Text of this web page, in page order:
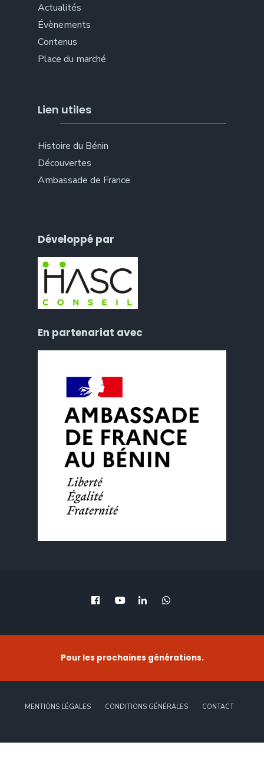
Actualités
Évènements
Contenus
Place du marché
Lien utiles
Histoire du Bénin
Découvertes
Ambassade de France
Développé par
En partenariat avec
Pour les prochaines générations.
MENTIONS LÉGALES CONDITIONS GÉNÉRALES CONTACT